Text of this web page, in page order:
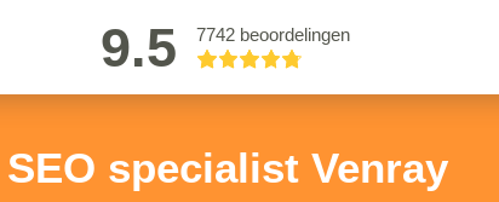
9.5 7742 beoordelingen
SEO specialist Venray